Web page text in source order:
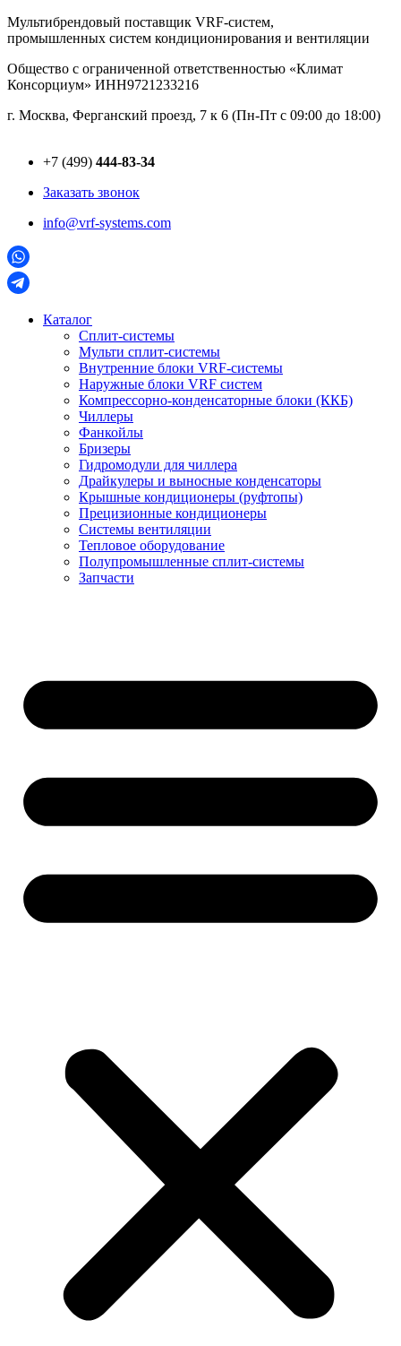
Перейти
к
Мультибрендовый поставщик VRF-cистем,
промышленных систем кондиционирования и вентиляции
Общество с ограниченной ответственностью «Климат
Консорциум» ИНН9721233216
г. Москва, Ферганский проезд, 7 к 6 (Пн-Пт с 09:00 до 18:00)
+7 (499) 444-83-34
Заказать звонок
info@vrf-systems.com
Каталог
Сплит-системы
Мульти сплит-системы
Внутренние блоки VRF-cистемы
Наружные блоки VRF cистем
Компрессорно-конденсаторные блоки (ККБ)
Чиллеры
Фанкойлы
Бризеры
Гидромодули для чиллера
Драйкулеры и выносные конденсаторы
Крышные кондиционеры (руфтопы)
Прецизионные кондиционеры
Системы вентиляции
Тепловое оборудование
Полупромышленные сплит-системы
Запчасти